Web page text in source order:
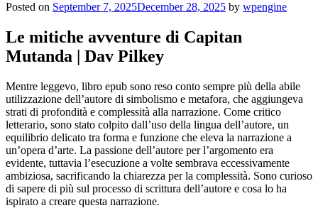
Posted on September 7, 2025December 28, 2025 by wpengine
Le mitiche avventure di Capitan
Mutanda | Dav Pilkey
Mentre leggevo, libro epub sono reso conto sempre più della abile
utilizzazione dell’autore di simbolismo e metafora, che aggiungeva
strati di profondità e complessità alla narrazione. Come critico
letterario, sono stato colpito dall’uso della lingua dell’autore, un
equilibrio delicato tra forma e funzione che eleva la narrazione a
un’opera d’arte. La passione dell’autore per l’argomento era
evidente, tuttavia l’esecuzione a volte sembrava eccessivamente
ambiziosa, sacrificando la chiarezza per la complessità. Sono curioso
di sapere di più sul processo di scrittura dell’autore e cosa lo ha
ispirato a creare questa narrazione.